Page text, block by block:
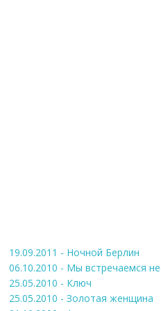
19.09.2011 - Ночной Берлин
06.10.2010 - Мы встречаемся
25.05.2010 - Ключ
25.05.2010 - Золотая женщина